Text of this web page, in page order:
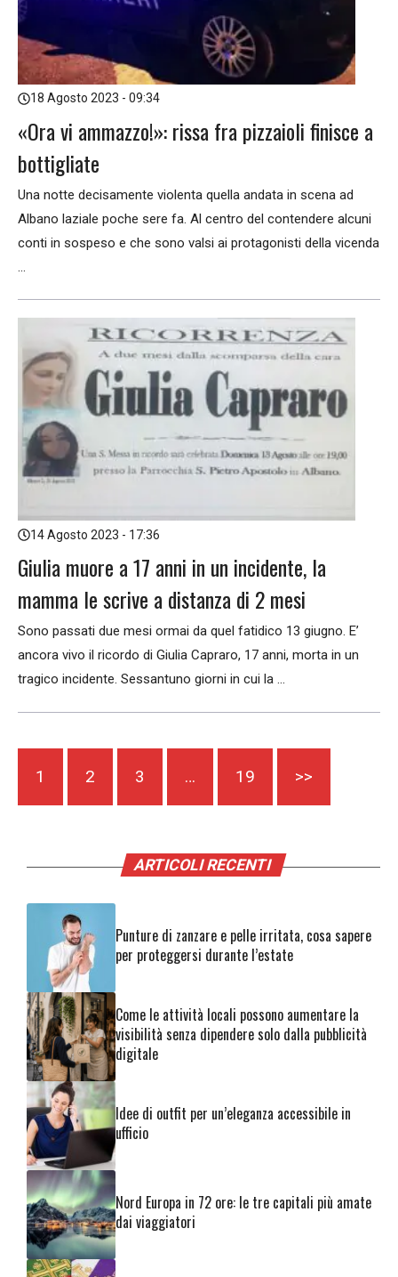
18 Agosto 2023 - 09:34
«Ora vi ammazzo!»: rissa fra pizzaioli finisce a
bottigliate
Una notte decisamente violenta quella andata in scena ad
Albano laziale poche sere fa. Al centro del contendere alcuni
conti in sospeso e che sono valsi ai protagonisti della vicenda
...
14 Agosto 2023 - 17:36
Giulia muore a 17 anni in un incidente, la
mamma le scrive a distanza di 2 mesi
Sono passati due mesi ormai da quel fatidico 13 giugno. E’
ancora vivo il ricordo di Giulia Capraro, 17 anni, morta in un
tragico incidente. Sessantuno giorni in cui la ...
1 2 3 … 19 >>
ARTICOLI RECENTI
Punture di zanzare e pelle irritata, cosa sapere
per proteggersi durante l’estate
Come le attività locali possono aumentare la
visibilità senza dipendere solo dalla pubblicità
digitale
Idee di outfit per un’eleganza accessibile in
ufficio
Nord Europa in 72 ore: le tre capitali più amate
dai viaggiatori